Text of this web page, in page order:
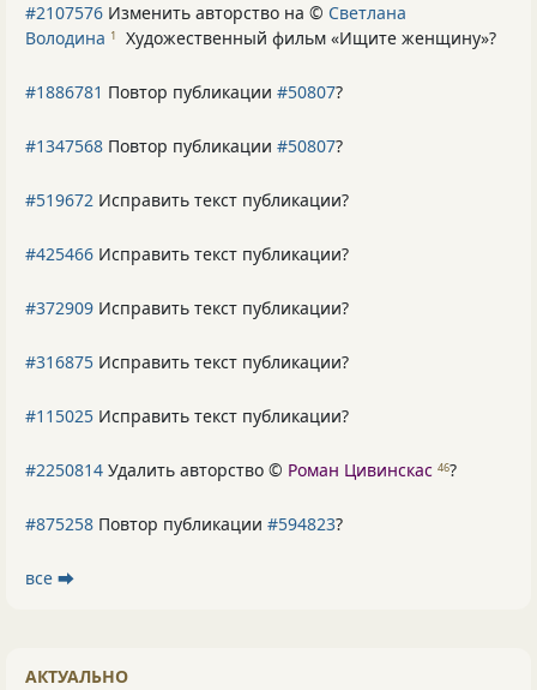
#2107576 Изменить авторство на © Светлана
Володина 1 Художественный фильм «Ищите женщину»?
#1886781 Повтор публикации #50807?
#1347568 Повтор публикации #50807?
#519672 Исправить текст публикации?
#425466 Исправить текст публикации?
#372909 Исправить текст публикации?
#316875 Исправить текст публикации?
#115025 Исправить текст публикации?
#2250814 Удалить авторство © Роман Цивинскас 46?
#875258 Повтор публикации #594823?
все ⮕
АКТУАЛЬНО